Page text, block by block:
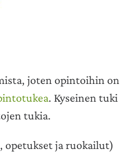
joten opintoihin on
. Kyseinen tuki
tukia.
opetukset ja ruokailut)